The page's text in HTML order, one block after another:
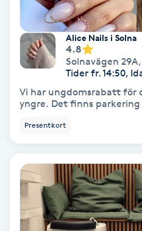
Rosacea
Rosenmetoden
Ryggmassage
Senioryoga
Shiatsu
Alice Nails i Solna
4.8
Solnavägen 29A,
Tider fr. 14:50,
Vi har ungdomsrabatt för
yngre. Det finns
Presentkort